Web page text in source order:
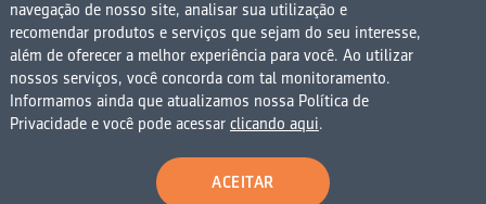
Instituto de Longevidade MAG, uma empresa do
Grupo MAG
| CNPJ 08.474.765/0001-75
Avenida Presidente Juscelino Kubitschek, 1830, 15º
andar bloco 1 (parte), Condomínio Edifício São Luiz -
Vila Nova Conceição
São Paulo - SP - 04543-900 - Brasil
navegação de nosso site, analisar sua utilização e
recomendar produtos e serviços que sejam do seu interesse,
além de oferecer a melhor experiência para você. Ao utilizar
nossos serviços, você concorda com tal monitoramento.
Informamos ainda que atualizamos nossa Política de
Privacidade e você pode acessar clicando aqui.
ACEITAR